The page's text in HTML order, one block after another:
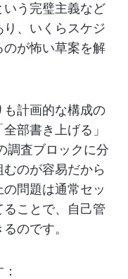
う完璧主義など
、いくらスケジ
のが怖い草案を解
も計画的な構成の
部書き上げる」
調査ブロックに分
のが容易だから
問題は通常セッ
ることで、自己管
のです。